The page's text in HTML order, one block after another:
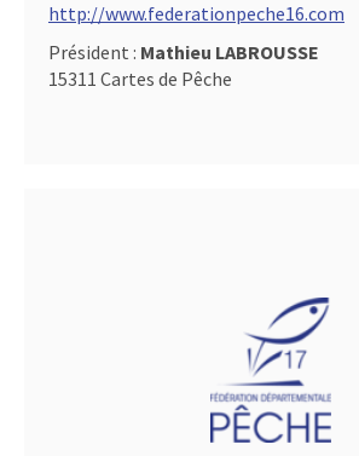
http://www.federationpeche16.com
Président : Mathieu LABROUSSE
15311 Cartes de Pêche